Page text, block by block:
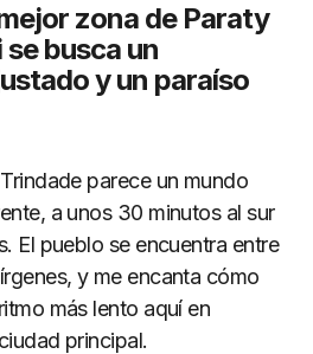
zona de Paraty
busca un
y un paraíso
Trindade parece un mundo
a unos 30 minutos al sur
El pueblo se encuentra entre
y me encanta cómo
más lento aquí en
principal.